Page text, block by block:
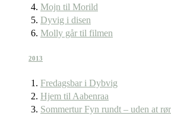
Mojn til Morild
Dyvig i disen
Molly går til filmen
2013
Fredagsbar i Dybvig
Hjem til Aabenraa
Sommertur Fyn rundt – uden at